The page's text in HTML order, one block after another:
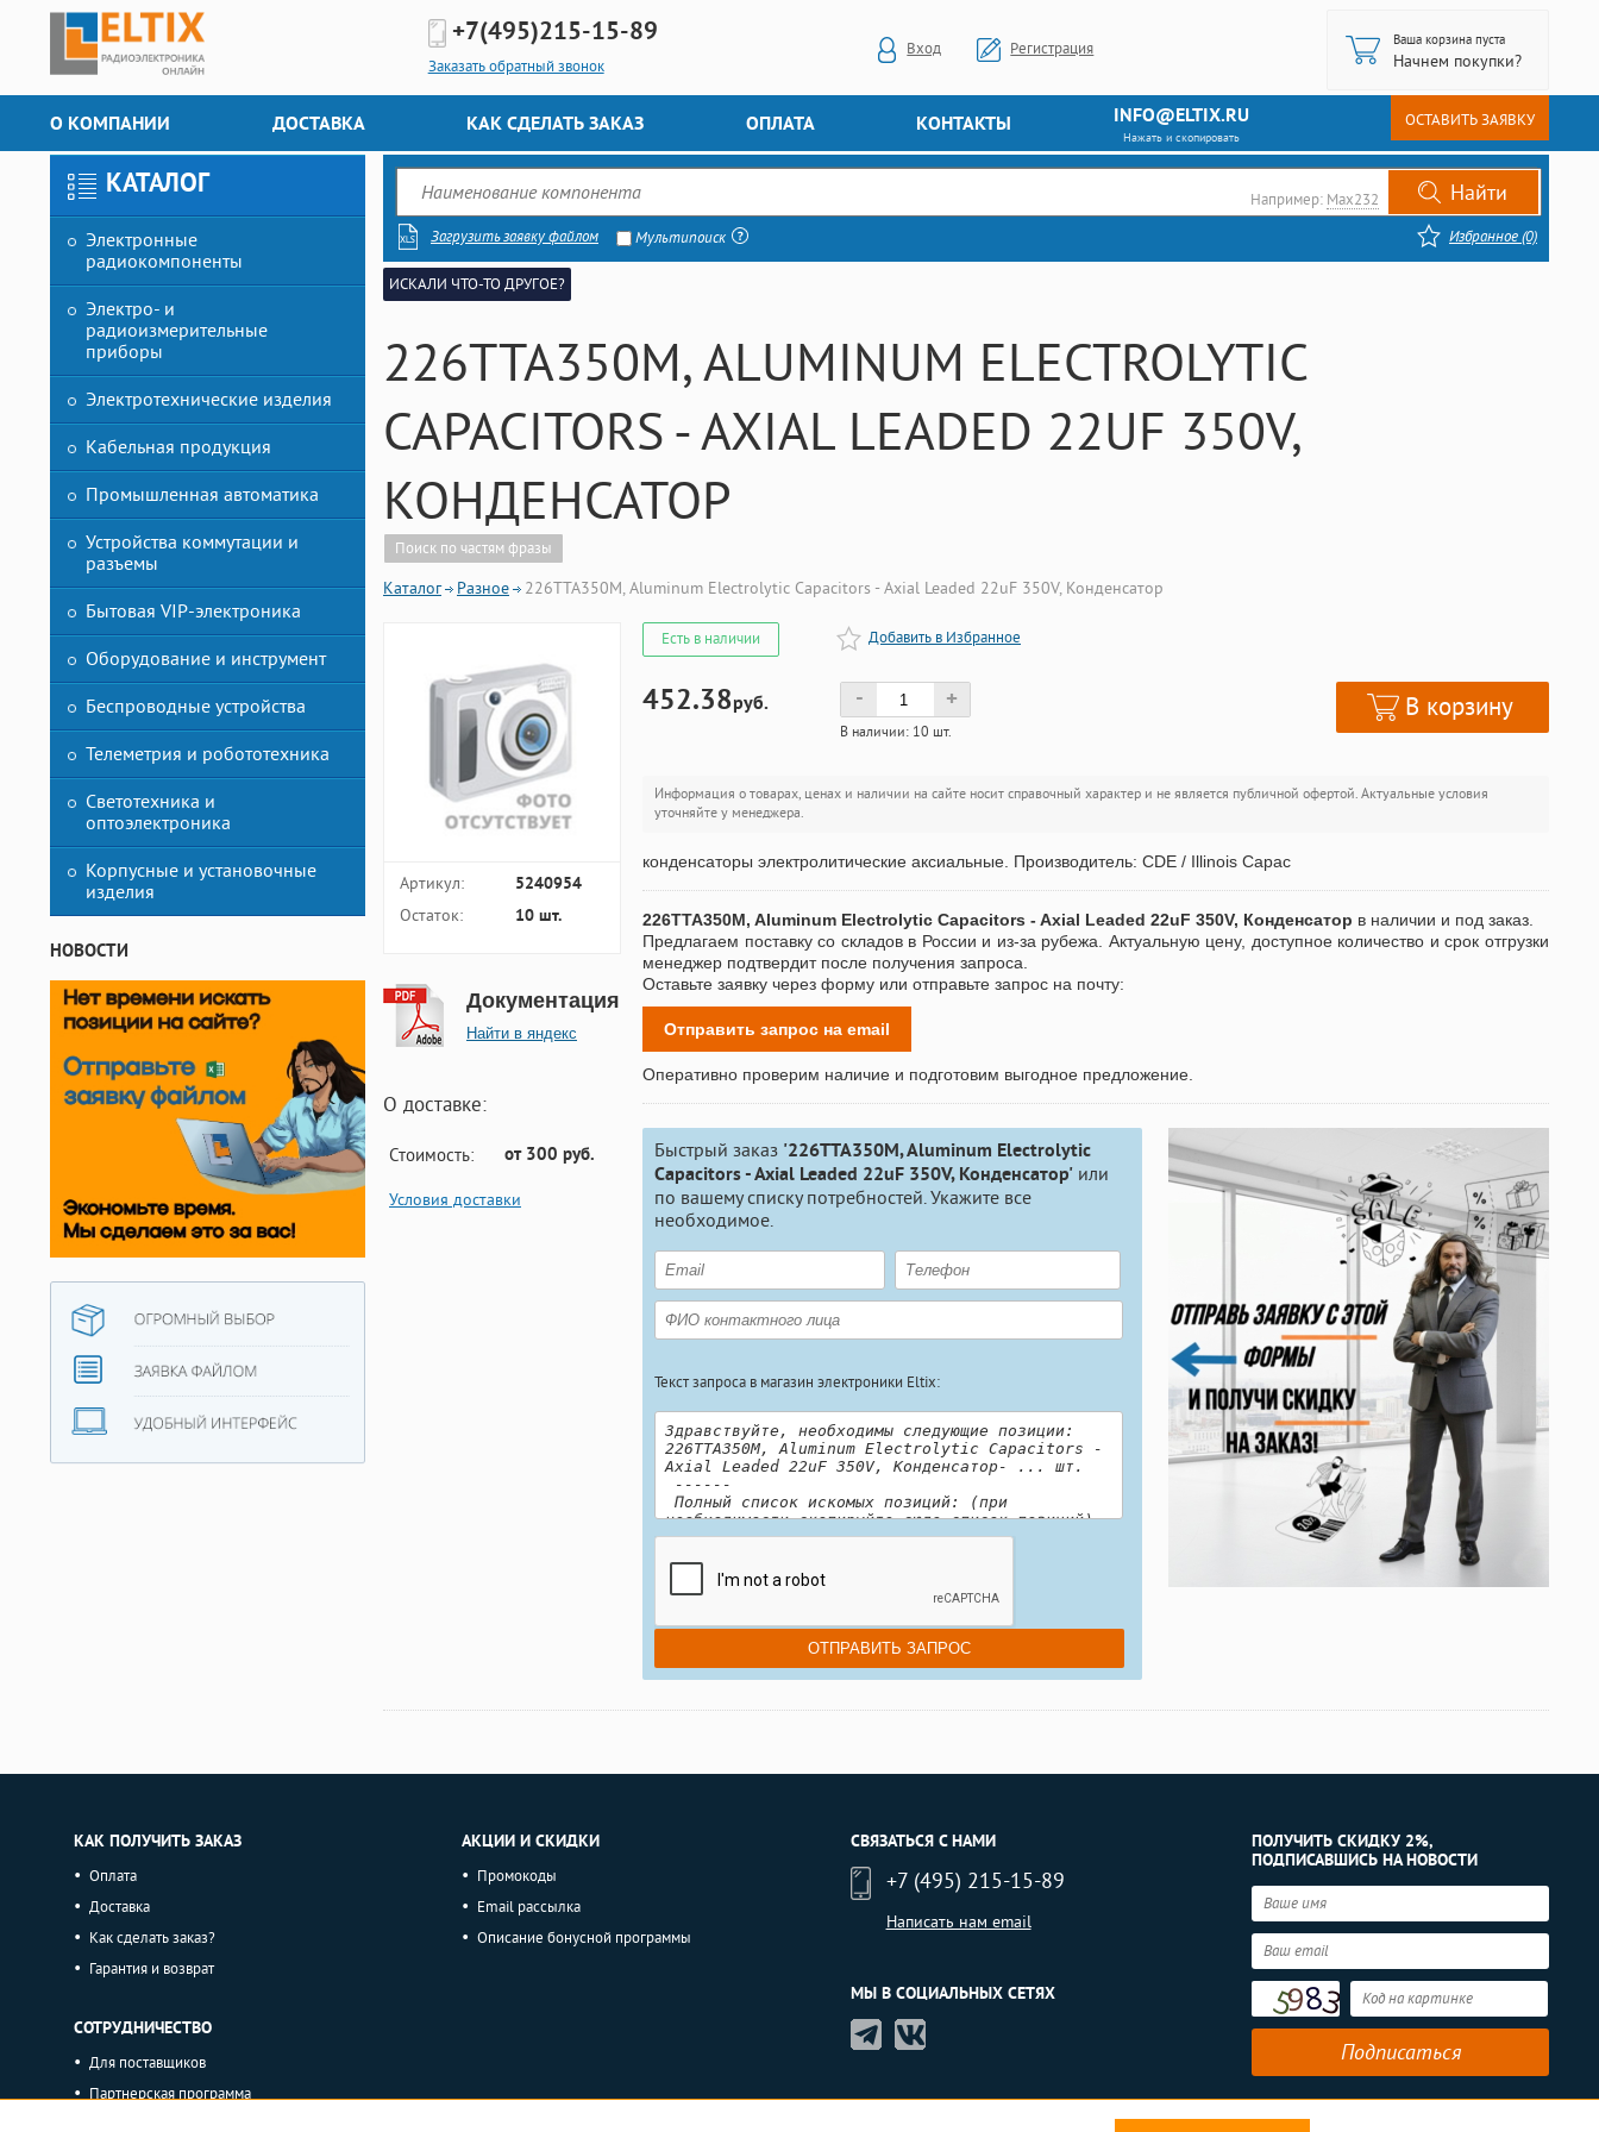
+7(495)215-15-89
Заказать обратный звонок
Вход Регистрация
Ваша корзина пуста
Начнем покупки?
О КОМПАНИИ ДОСТАВКА КАК СДЕЛАТЬ ЗАКАЗ ОПЛАТА КОНТАКТЫ INFO@ELTIX.RU
Нажать и скопировать
ОСТАВИТЬ ЗАЯВКУ
КАТАЛОГ
Электронные
радиокомпоненты
Электро- и
радиоизмерительные
приборы
Электротехнические изделия
Кабельная продукция
Промышленная автоматика
Устройства коммутации и
разъемы
Бытовая VIP-электроника
Оборудование и инструмент
Беспроводные устройства
Телеметрия и робототехника
Светотехника и
оптоэлектроника
Корпусные и установочные
изделия
НОВОСТИ
Например: Max232
Загрузить заявку файлом Мультипоиск Избранное (0)
ИСКАЛИ ЧТО-ТО ДРУГОЕ?
226TTA350M, ALUMINUM ELECTROLYTIC
CAPACITORS - AXIAL LEADED 22UF 350V,
КОНДЕНСАТОР
Поиск по частям фразы
Каталог Разное 226TTA350M, Aluminum Electrolytic Capacitors - Axial Leaded 22uF 350V, Конденсатор
Есть в наличии Добавить в Избранное
452.38руб. - +
В наличии: 10 шт.
В корзину
Информация о товарах, ценах и наличии на сайте носит справочный характер и не является публичной офертой. Актуальные условия
уточняйте у менеджера.
конденсаторы электролитические аксиальные. Производитель: CDE / Illinois Capac
226TTA350M, Aluminum Electrolytic Capacitors - Axial Leaded 22uF 350V, Конденсатор в наличии и под заказ.
Предлагаем поставку со складов в России и из-за рубежа. Актуальную цену, доступное количество и срок отгрузки
менеджер подтвердит после получения запроса.
Оставьте заявку через форму или отправьте запрос на почту:
Отправить запрос на email
Оперативно проверим наличие и подготовим выгодное предложение.
Быстрый заказ '226TTA350M, Aluminum Electrolytic
Capacitors - Axial Leaded 22uF 350V, Конденсатор' или
по вашему списку потребностей. Укажите все
необходимое.
Текст запроса в магазин электроники Eltix:
Артикул: 5240954
Остаток: 10 шт.
Документация
Найти в яндекс
О доставке:
Стоимость: от 300 руб.
Условия доставки
КАК ПОЛУЧИТЬ ЗАКАЗ
Оплата
Доставка
Как сделать заказ?
Гарантия и возврат
СОТРУДНИЧЕСТВО
Для поставщиков
Партнерская программа
АКЦИИ И СКИДКИ
Промокоды
Email рассылка
Описание бонусной программы
СВЯЗАТЬСЯ С НАМИ
+7 (495) 215-15-89
Написать нам email
МЫ В СОЦИАЛЬНЫХ СЕТЯХ
ПОЛУЧИТЬ СКИДКУ 2%,
ПОДПИСАВШИСЬ НА НОВОСТИ